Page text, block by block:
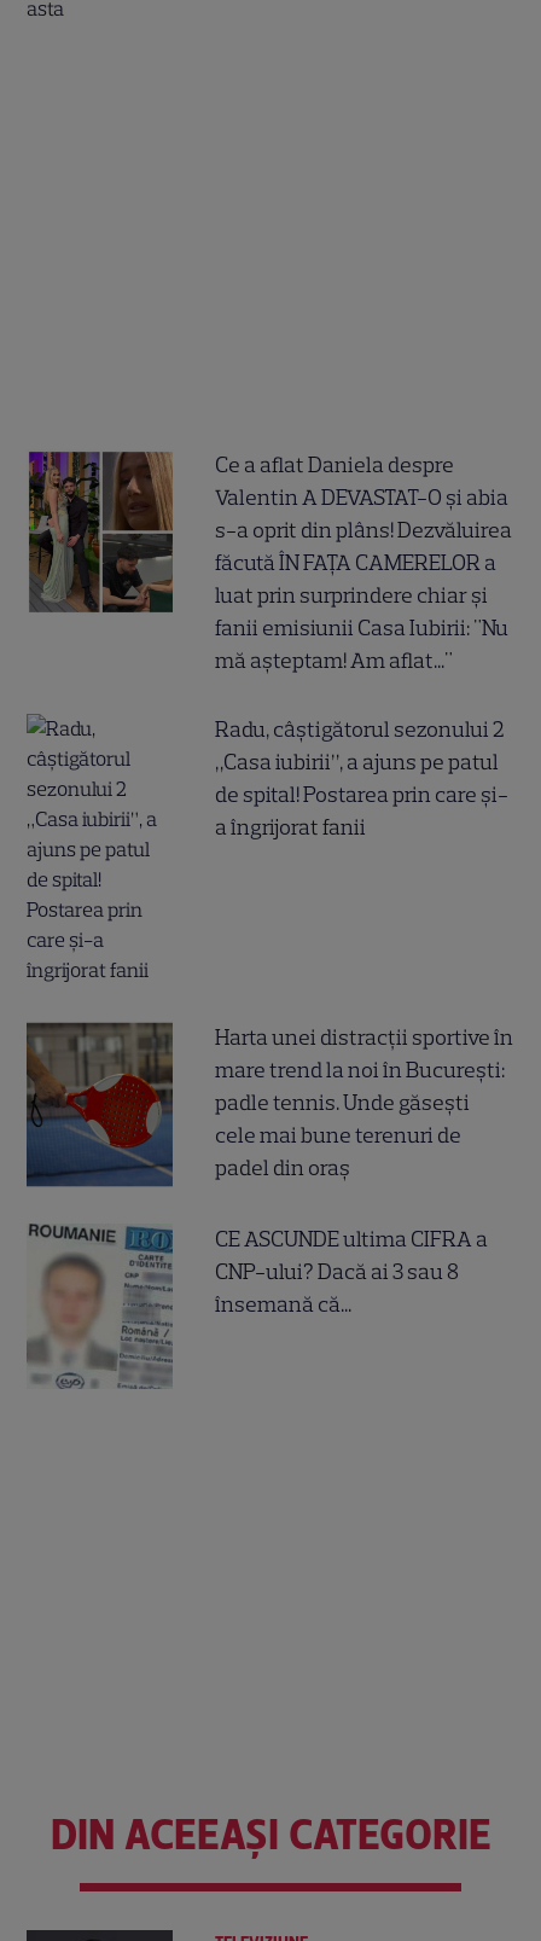
Ce a aflat Daniela despre
Valentin A DEVASTAT-O și abia
s-a oprit din plâns! Dezvăluirea
făcută ÎN FAȚA CAMERELOR a
luat prin surprindere chiar și
fanii emisiunii Casa Iubirii: "Nu
mă așteptam! Am aflat..."
Radu, câștigătorul sezonului 2
„Casa iubirii”, a ajuns pe patul
de spital! Postarea prin care și-
a îngrijorat fanii
Harta unei distracții sportive în
mare trend la noi în București:
padle tennis. Unde găsești
cele mai bune terenuri de
padel din oraș
CE ASCUNDE ultima CIFRA a
CNP-ului? Dacă ai 3 sau 8
însemană că...
DIN ACEEAȘI CATEGORIE